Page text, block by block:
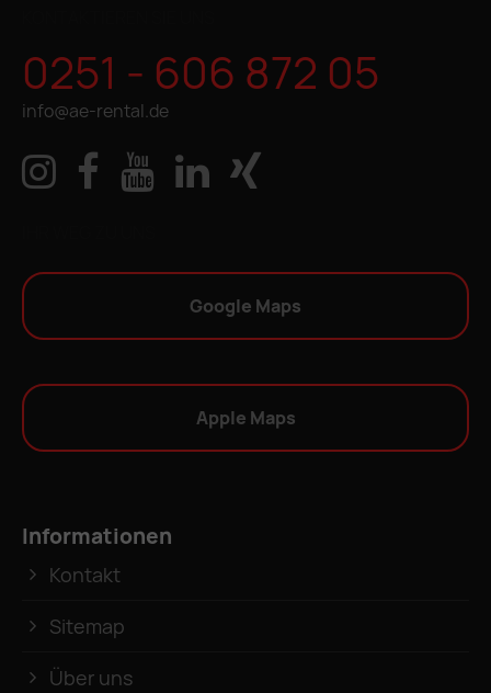
0251 - 606 872 05
info@ae-rental.de
Google Maps
Apple Maps
Informationen
Kontakt
Sitemap
Über uns